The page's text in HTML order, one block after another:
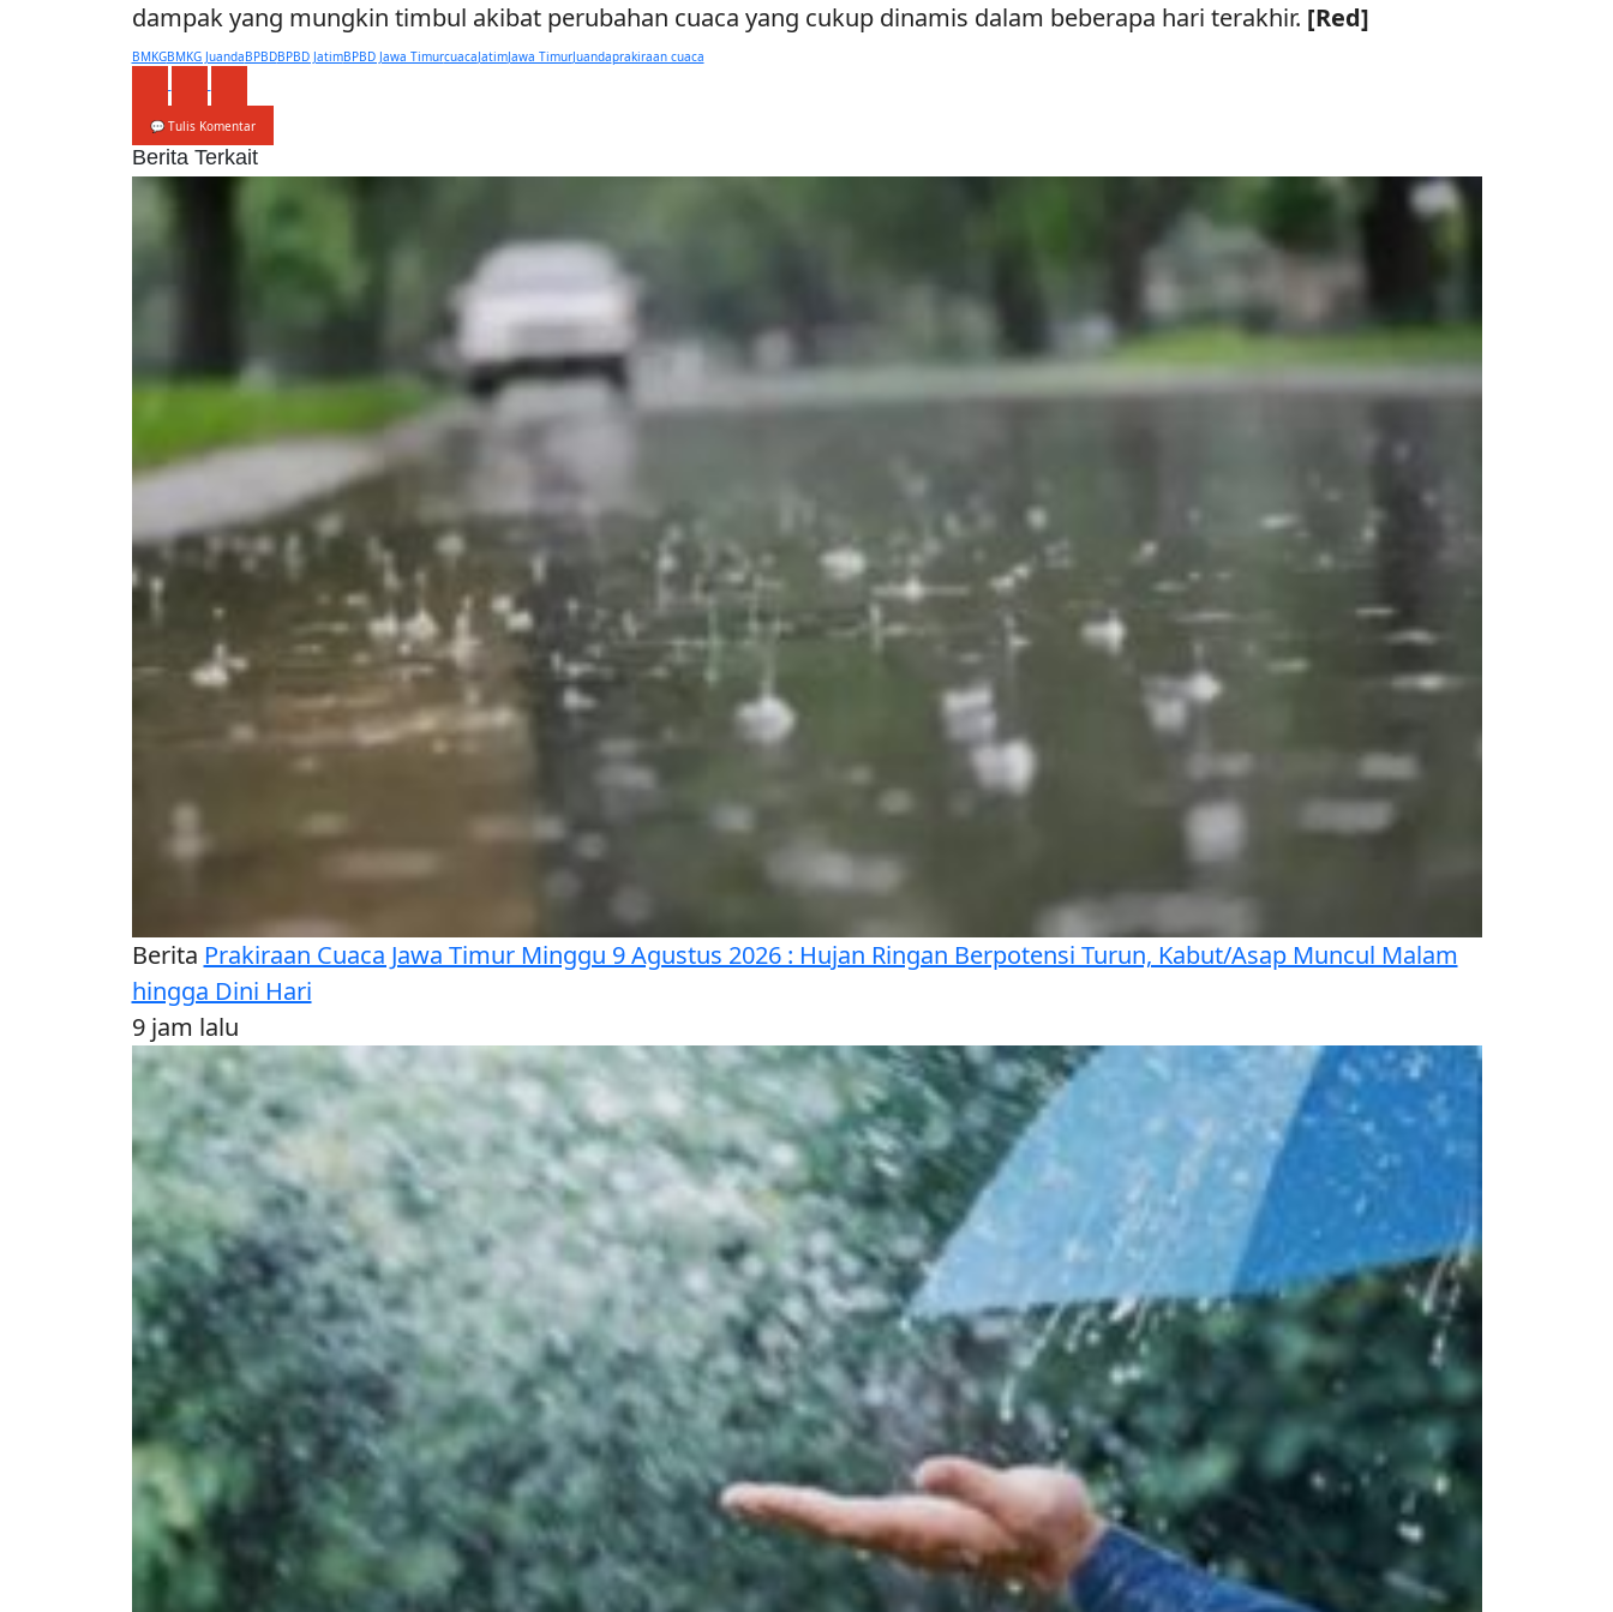
dampak yang mungkin timbul akibat perubahan cuaca yang cukup dinamis dalam beberapa hari terakhir. [Red]
BMKGBMKG JuandaBPBDBPBD JatimBPBD Jawa TimurcuacaJatimJawa TimurJuandaprakiraan cuaca
💬 Tulis Komentar
Berita Terkait
Berita Prakiraan Cuaca Jawa Timur Minggu 9 Agustus 2026 : Hujan Ringan Berpotensi Turun, Kabut/Asap Muncul Malam
hingga Dini Hari
9 jam lalu